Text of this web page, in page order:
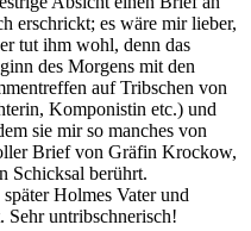
erschrickt; es wäre mir lieber,
tut ihm wohl, denn das
des Morgens mit den
auf Tribschen von
Komponistin etc.) und
sie mir so manches von
Brief von Gräfin Krockow,
Schicksal berührt.
Holmes Vater und
Sehr untribschnerisch!